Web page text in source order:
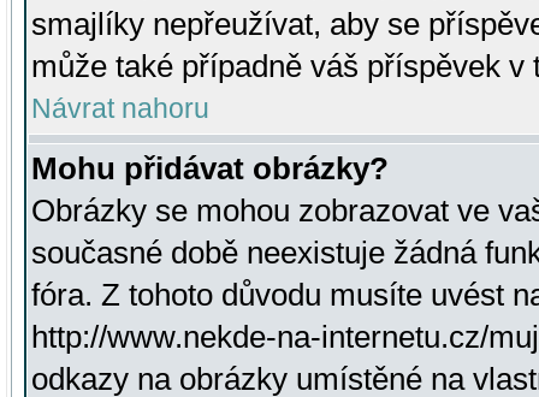
smajlíky nepřeužívat, aby se
může také případně váš příspěvek v
Návrat nahoru
Mohu přidávat obrázky?
Obrázky se mohou zobrazovat ve
současné době neexistuje žádná
fóra. Z tohoto důvodu musíte uvést
http://www.nekde-na-internetu.cz/
odkazy na obrázky umístěné na